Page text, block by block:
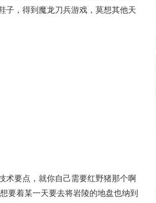
子，得到魔龙刀兵游戏，莫想其他天
术要点，就你自己需要红野猪那个啊
要着某一天要去将岩陵的地盘也纳到